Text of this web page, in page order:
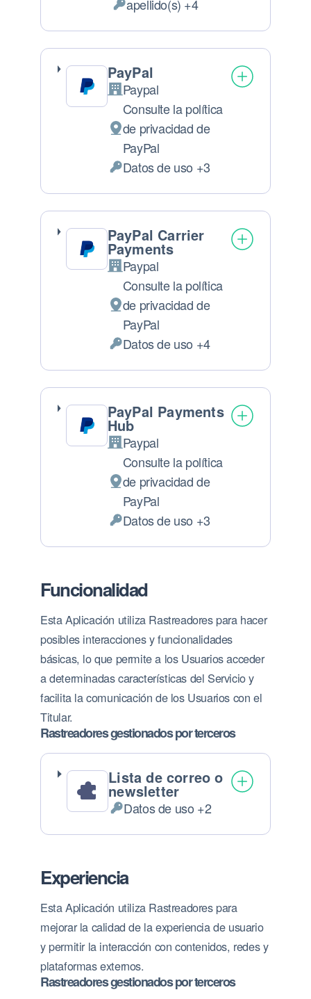
Datos Personales tratados:
apellido(s) +4
PayPal
Empresa:
Paypal
Lugar de tratamiento:
Consulte la política
de privacidad de
PayPal
Datos Personales tratados:
Datos de uso +3
PayPal Carrier
Payments
Empresa:
Paypal
Lugar de tratamiento:
Consulte la política
de privacidad de
PayPal
Datos Personales tratados:
Datos de uso +4
PayPal Payments
Hub
Empresa:
Paypal
Lugar de tratamiento:
Consulte la política
de privacidad de
PayPal
Datos Personales tratados:
Datos de uso +3
Funcionalidad
Esta Aplicación utiliza Rastreadores para hacer
posibles interacciones y funcionalidades
básicas, lo que permite a los Usuarios acceder
a determinadas características del Servicio y
facilita la comunicación de los Usuarios con el
Titular.
Rastreadores gestionados por terceros
Lista de correo o
newsletter
Datos Personales tratados:
Datos de uso +2
Experiencia
Esta Aplicación utiliza Rastreadores para
mejorar la calidad de la experiencia de usuario
y permitir la interacción con contenidos, redes y
plataformas externos.
Rastreadores gestionados por terceros